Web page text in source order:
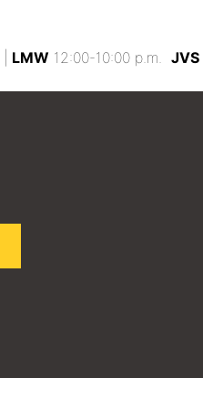
LMW 12:00-10:00 p.m. JVS